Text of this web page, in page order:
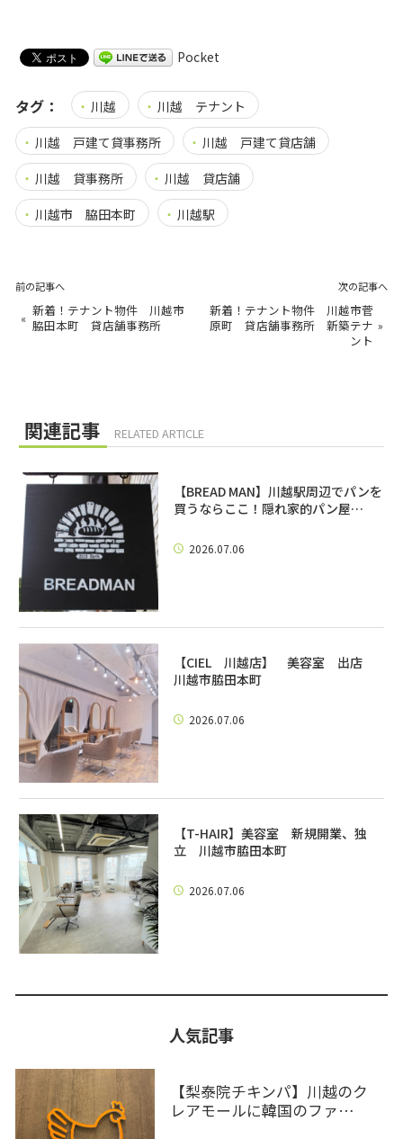
Pocket
タグ： 川越
川越 テナント
川越 戸建て貸事務所
川越 戸建て貸店舗
川越 貸事務所
川越 貸店舗
川越市 脇田本町
川越駅
前の記事へ
« 新着！テナント物件 川越市
脇田本町 貸店舗事務所
次の記事へ
新着！テナント物件 川越市菅
原町 貸店舗事務所 新築テナ
ント
»
関連記事 RELATED ARTICLE
【BREAD MAN】川越駅周辺でパンを
買うならここ！隠れ家的パン屋…
2026.07.06
【CIEL 川越店】 美容室 出店
川越市脇田本町
2026.07.06
【T-HAIR】美容室 新規開業、独
立 川越市脇田本町
2026.07.06
人気記事
【梨泰院チキンパ】川越のク
レアモールに韓国のファ…